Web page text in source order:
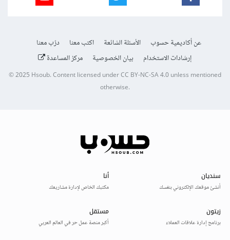
عن أكاديمية حسوب الأسئلة الشائعة اكتب معنا
درّب معنا
إرشادات الاستخدام
بيان الخصوصية مركز المساعدة
© 2025Hsoub.Content licensed underCC BY-NC-SA 4.0unless mentioned
otherwise.